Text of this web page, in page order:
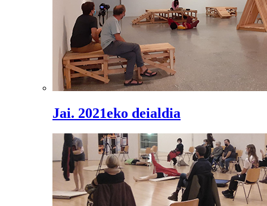
Jai. 2021eko deialdia